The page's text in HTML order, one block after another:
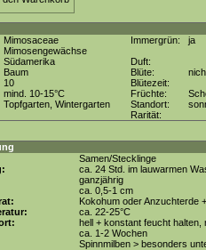
Mimosaceae
Mimosengewächse
Immergrün:
ja
Südamerika
Duft:
Baum Blüte:
10
Blütezeit:
mind. 10-15°C Früchte:
Topfgarten, Wintergarten Standort:
Rarität:
Samen/Stecklinge
ca. 24 Std. im lauwarmen
ganzjährig
ca. 0,5-1 cm
Kokohum oder Anzuchterde
ca. 22-25°C
hell + konstant feucht halten,
ca. 1-2 Wochen
Spinnmilben > besonders